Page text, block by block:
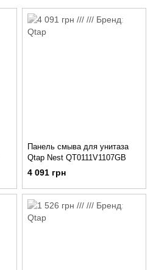
Панель смыва для унитаза
Qtap Nest QT0111V1107GB
4 091 грн